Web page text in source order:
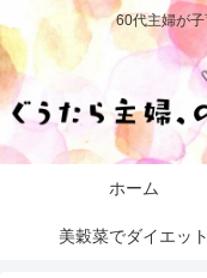
60代主婦が
ホーム
美穀菜でダイエット